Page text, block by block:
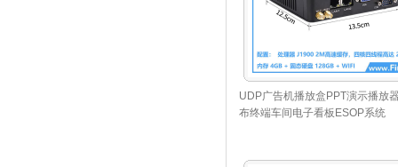
UDP广告机播放盒PPT演示播放
布终端车间电子看板ESOP系统